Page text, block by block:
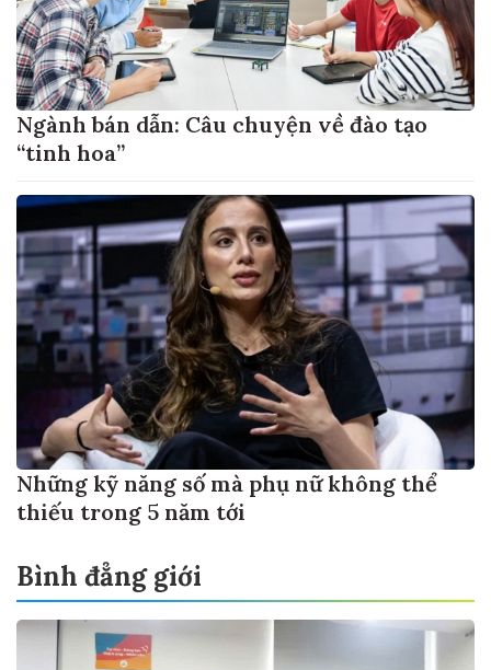
Ngành bán dẫn: Câu chuyện về đào tạo
“tinh hoa”
Những kỹ năng số mà phụ nữ không thể
thiếu trong 5 năm tới
Bình đẳng giới